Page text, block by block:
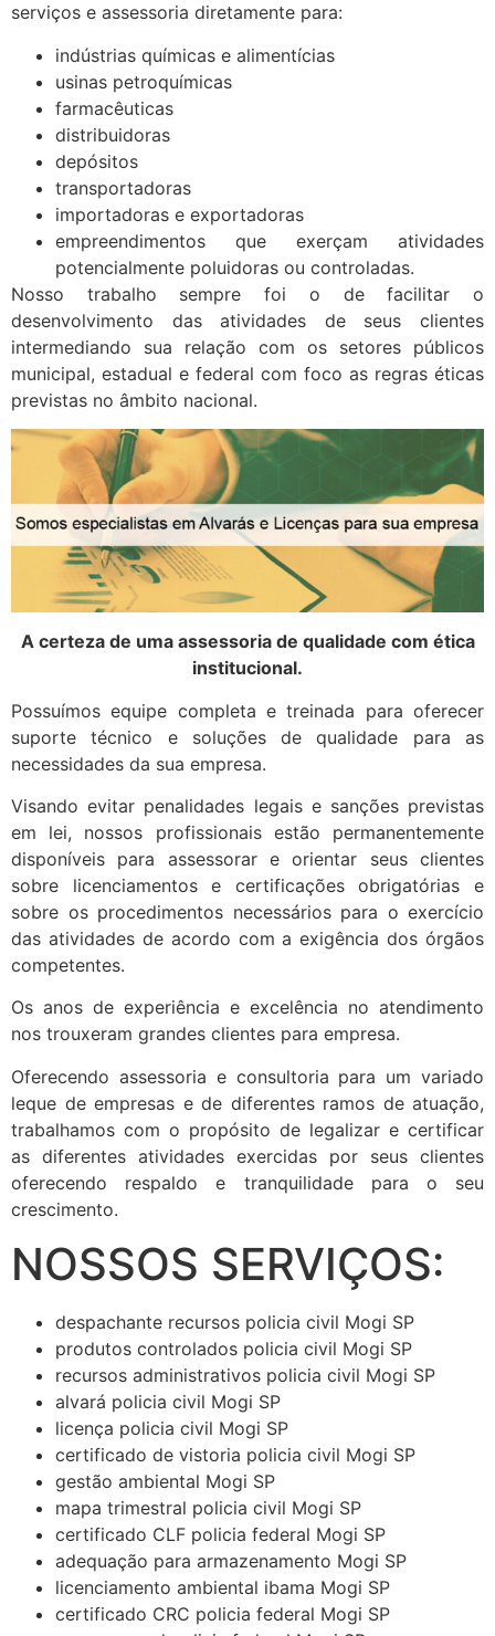
serviços e assessoria diretamente para:
indústrias químicas e alimentícias
usinas petroquímicas
farmacêuticas
distribuidoras
depósitos
transportadoras
importadoras e exportadoras
empreendimentos que exerçam atividades
potencialmente poluidoras ou controladas.
Nosso trabalho sempre foi o de facilitar o
desenvolvimento das atividades de seus clientes
intermediando sua relação com os setores públicos
municipal, estadual e federal com foco as regras éticas
previstas no âmbito nacional.
A certeza de uma assessoria de qualidade com ética
institucional.
Possuímos equipe completa e treinada para oferecer
suporte técnico e soluções de qualidade para as
necessidades da sua empresa.
Visando evitar penalidades legais e sanções previstas
em lei, nossos profissionais estão permanentemente
disponíveis para assessorar e orientar seus clientes
sobre licenciamentos e certificações obrigatórias e
sobre os procedimentos necessários para o exercício
das atividades de acordo com a exigência dos órgãos
competentes.
Os anos de experiência e excelência no atendimento
nos trouxeram grandes clientes para empresa.
Oferecendo assessoria e consultoria para um variado
leque de empresas e de diferentes ramos de atuação,
trabalhamos com o propósito de legalizar e certificar
as diferentes atividades exercidas por seus clientes
oferecendo respaldo e tranquilidade para o seu
crescimento.
NOSSOS SERVIÇOS:
despachante recursos policia civil Mogi SP
produtos controlados policia civil Mogi SP
recursos administrativos policia civil Mogi SP
alvará policia civil Mogi SP
licença policia civil Mogi SP
certificado de vistoria policia civil Mogi SP
gestão ambiental Mogi SP
mapa trimestral policia civil Mogi SP
certificado CLF policia federal Mogi SP
adequação para armazenamento Mogi SP
licenciamento ambiental ibama Mogi SP
certificado CRC policia federal Mogi SP